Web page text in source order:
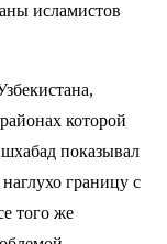
исламистов
которой
показывал
границу с
того же